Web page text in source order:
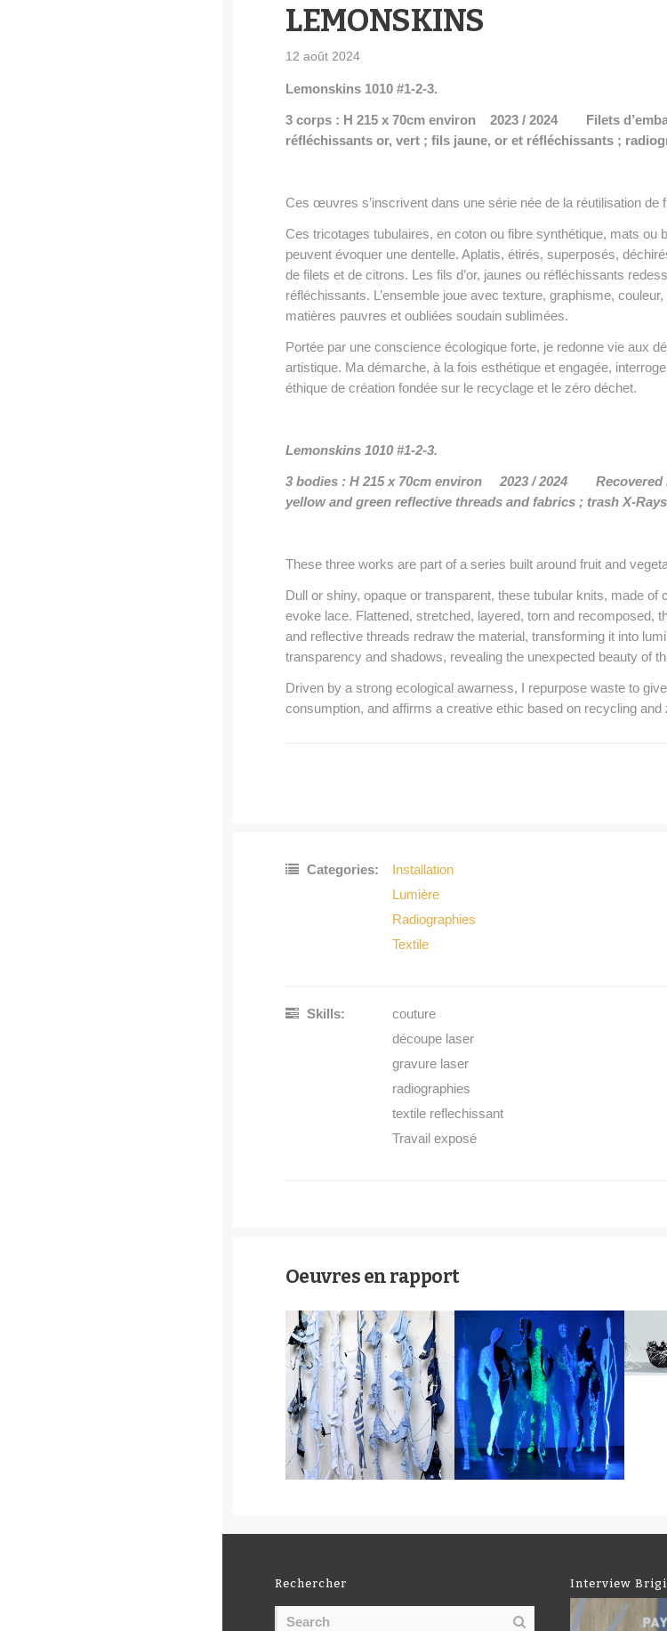
LEMONSKINS
12 août 2024
Lemonskins 1010 #1-2-3.
3 corps : H 215 x 70cm environ 2023 / 2024 Filets
réfléchissants or, vert ; fils jaune, or et réfléchissants ;
Ces œuvres s’inscrivent dans une série née de la réutilisation de
Ces tricotages tubulaires, en coton ou fibre synthétique, mats
peuvent évoquer une dentelle. Aplatis, étirés, superposés,
de filets et de citrons. Les fils d’or, jaunes ou réfléchissants
réfléchissants. L’ensemble joue avec texture, graphisme,
matières pauvres et oubliées soudain sublimées.
Portée par une conscience écologique forte, je redonne vie aux
artistique. Ma démarche, à la fois esthétique et engagée,
éthique de création fondée sur le recyclage et le zéro déchet.
Lemonskins 1010 #1-2-3.
3 bodies : H 215 x 70cm environ 2023 / 2024
yellow and green reflective threads and fabrics ; trash X-
These three works are part of a series built around fruit and
Dull or shiny, opaque or transparent, these tubular knits, made
evoke lace. Flattened, stretched, layered, torn and recomposed,
and reflective threads redraw the material, transforming it into
transparency and shadows, revealing the unexpected beauty of
Driven by a strong ecological awarness, I repurpose waste to
consumption, and affirms a creative ethic based on recycling and
Categories:
Installation
Lumière
Radiographies
Textile
Skills:
couture
découpe laser
gravure laser
radiographies
textile reflechissant
Travail exposé
Oeuvres en rapport
Rechercher Interview